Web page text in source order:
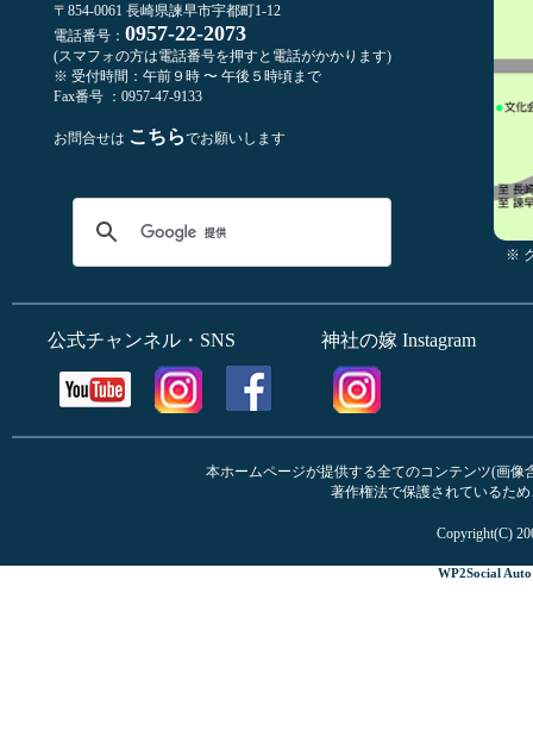
〒854-0061 長崎県諫早市宇都町1-12
電話番号： 0957-22-2073
(スマフォの方は電話番号を押すと電話がかかります)
※ 受付時間：午前９時 〜 午後５時頃まで
Fax番号 ：0957-47-9133
お問合せは こちらでお願いします
※
公式チャンネル・SNS 神社の嫁 Instagram
本ホームページが提供する全てのコンテンツ(画
著作権法で保護されているた
Copyright(C)
WP2Social